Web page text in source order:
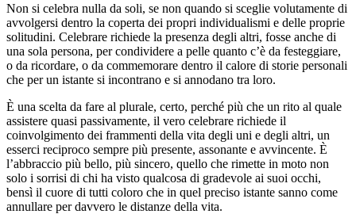
Non si celebra nulla da soli, se non quando si sceglie volutamente di
avvolgersi dentro la coperta dei propri individualismi e delle proprie
solitudini. Celebrare richiede la presenza degli altri, fosse anche di
una sola persona, per condividere a pelle quanto c’è da festeggiare,
o da ricordare, o da commemorare dentro il calore di storie personali
che per un istante si incontrano e si annodano tra loro.
È una scelta da fare al plurale, certo, perché più che un rito al quale
assistere quasi passivamente, il vero celebrare richiede il
coinvolgimento dei frammenti della vita degli uni e degli altri, un
esserci reciproco sempre più presente, assonante e avvincente. È
l’abbraccio più bello, più sincero, quello che rimette in moto non
solo i sorrisi di chi ha visto qualcosa di gradevole ai suoi occhi,
bensì il cuore di tutti coloro che in quel preciso istante sanno come
annullare per davvero le distanze della vita.